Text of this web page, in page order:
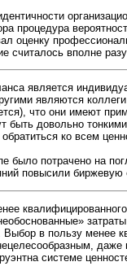
процедура
оценку
считалось вполне
является
являются
что они имеют
быть довольно
ко всем
было потрачено на
повысили биржевую
в пользу менее
даже
системе